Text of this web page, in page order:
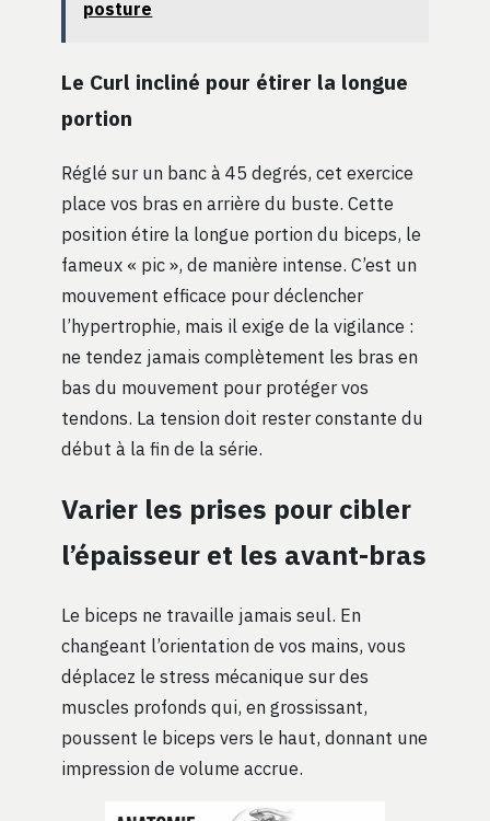
posture
Le Curl incliné pour étirer la longue
portion
Réglé sur un banc à 45 degrés, cet exercice
place vos bras en arrière du buste. Cette
position étire la longue portion du biceps, le
fameux « pic », de manière intense. C’est un
mouvement efficace pour déclencher
l’hypertrophie, mais il exige de la vigilance :
ne tendez jamais complètement les bras en
bas du mouvement pour protéger vos
tendons. La tension doit rester constante du
début à la fin de la série.
Varier les prises pour cibler
l’épaisseur et les avant-bras
Le biceps ne travaille jamais seul. En
changeant l’orientation de vos mains, vous
déplacez le stress mécanique sur des
muscles profonds qui, en grossissant,
poussent le biceps vers le haut, donnant une
impression de volume accrue.